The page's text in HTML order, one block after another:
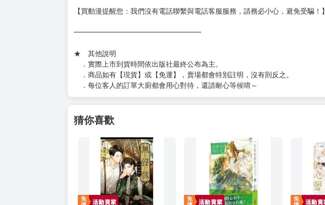
━━━━━━━━━━━━━━━━━━
（１）私訊留言
（２）於賣場商品頁留言
（３）訂單回覆留言
【買動漫提醒您：我們沒有電話聯繫與電話客服服務，請務必小心，避免受騙！】
★ 其他說明
．實際上市到貨時間依出版社最終公布為主。
．商品如有【現貨】或【免運】，賣場都會特別註明，沒有則反之。
．每位客人的訂單大廚都會用心對待，還請耐心等候唷～